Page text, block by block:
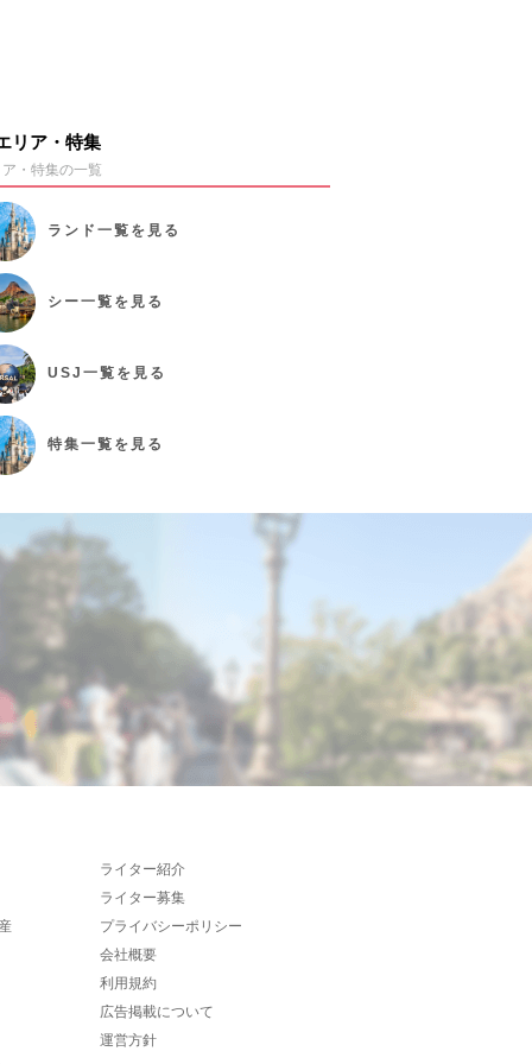
リア・特集
・特集の一覧
ランド 一覧を見る
シー一覧を見る
USJ 一覧を見る
特集一覧を見る
ライター紹介
ライター募集
プライバシーポリシー
会社概要
利用規約
広告掲載について
運営方針